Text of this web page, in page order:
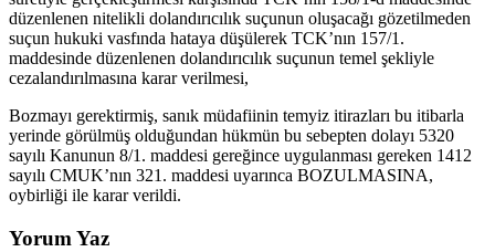
düzenlenen nitelikli dolandırıcılık suçunun oluşacağı gözetilmeden
suçun hukuki vasfında hataya düşülerek TCK’nın 157/1.
maddesinde düzenlenen dolandırıcılık suçunun temel şekliyle
cezalandırılmasına karar verilmesi,
Bozmayı gerektirmiş, sanık müdafiinin temyiz itirazları bu itibarla
yerinde görülmüş olduğundan hükmün bu sebepten dolayı 5320
sayılı Kanunun 8/1. maddesi gereğince uygulanması gereken 1412
sayılı CMUK’nın 321. maddesi uyarınca BOZULMASINA,
oybirliği ile karar verildi.
Yorum Yaz